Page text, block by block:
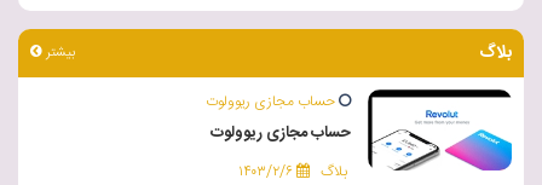
بلاگ بیشتر
حساب مجازی ریوولوت
حساب مجازی ریوولوت
بلاگ ۱۴۰۳/۲/۶